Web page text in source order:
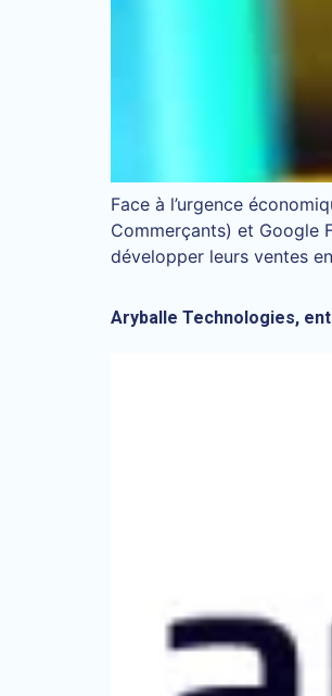
Face à l’urgence
Commerçants) et Google
développer leurs ventes
Aryballe Technologies,